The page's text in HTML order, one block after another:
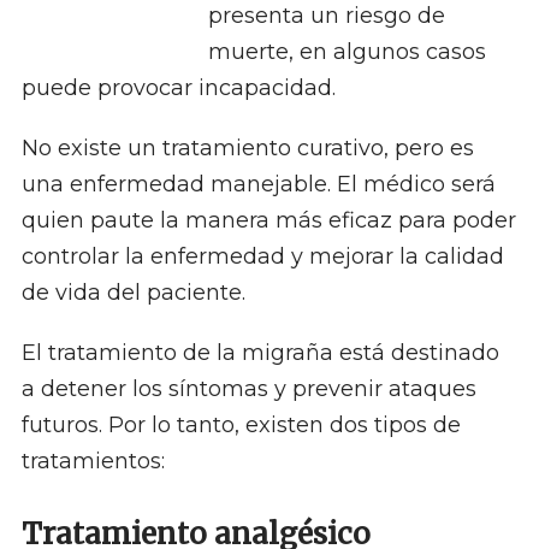
presenta un riesgo de
muerte, en algunos casos
puede provocar incapacidad.
No existe un tratamiento curativo, pero es
una enfermedad manejable. El médico será
quien paute la manera más eficaz para poder
controlar la enfermedad y mejorar la calidad
de vida del paciente.
El tratamiento de la migraña está destinado
a detener los síntomas y prevenir ataques
futuros. Por lo tanto, existen dos tipos de
tratamientos:
Tratamiento analgésico